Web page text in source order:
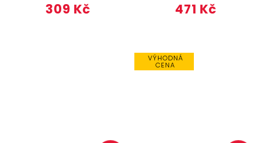
309 Kč 471 Kč
VÝHODNÁ
CENA